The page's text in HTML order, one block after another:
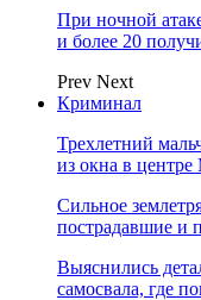
При ночной
и более 20
Prev Next
Криминал
Трехлетний
из окна в
Сильное
пострадавшие и
Выяснились
самосвала, где